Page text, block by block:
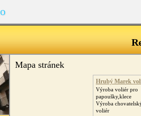
Mapa stránek
Hrubý Marek
Výroba voliér pro
papoušky,klece
Výroba
voliér